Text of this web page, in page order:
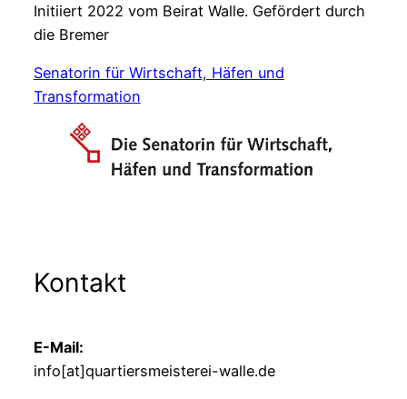
Initiiert 2022 vom Beirat Walle. Gefördert durch
die Bremer
Senatorin für Wirtschaft, Häfen und
Transformation
Kontakt
E-Mail:
info[at]quartiersmeisterei-walle.de